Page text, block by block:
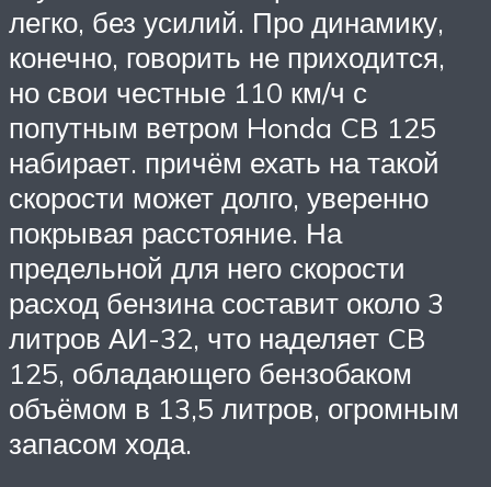
легко, без усилий. Про динамику,
конечно, говорить не приходится,
но свои честные 110 км/ч с
попутным ветром Honda CB 125
набирает. причём ехать на такой
скорости может долго, уверенно
покрывая расстояние. На
предельной для него скорости
расход бензина составит около 3
литров АИ-32, что наделяет CB
125, обладающего бензобаком
объёмом в 13,5 литров, огромным
запасом хода.